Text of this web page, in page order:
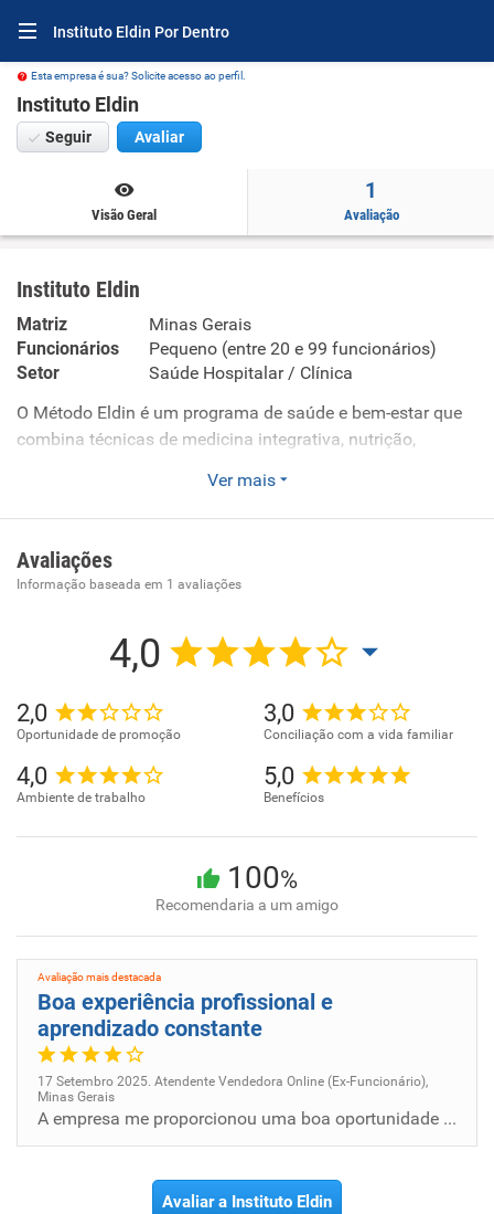
Instituto Eldin Por Dentro
Esta empresa é sua? Solicite acesso ao perfil.
Instituto Eldin
Seguir Avaliar
Visão Geral
1
Avaliação
Instituto Eldin
Matriz
Minas Gerais
Funcionários
Pequeno (entre 20 e 99 funcionários)
Setor
Saúde Hospitalar / Clínica
O Método Eldin é um programa de saúde e bem-estar que
combina técnicas de medicina integrativa, nutrição,
pessoas a alcançar seu melhor eu. Os objetivos do Método
Eldin incluem - Melhorar a saúde e o bem-estar geral -
vitalidade - Melhorar a qualidade do sono - Aumentar a
autoestima e a confiança - Emagrecer de forma saudável e
Ver mais
Avaliações
Informação baseada em 1 avaliações
4,0
2,0
Oportunidade de promoção
3,0
Conciliação com a vida familiar
4,0
Ambiente de trabalho
5,0
Benefícios
100%
Recomendaria a um amigo
Avaliação mais destacada
Boa experiência profissional e
aprendizado constante
17 Setembro 2025. Atendente Vendedora Online (Ex-Funcionário),
Minas Gerais
A empresa me proporcionou uma boa oportunidade de desenvolvimento profissional, com ambiente dinâmico e voltado para res...
Avaliar a Instituto Eldin